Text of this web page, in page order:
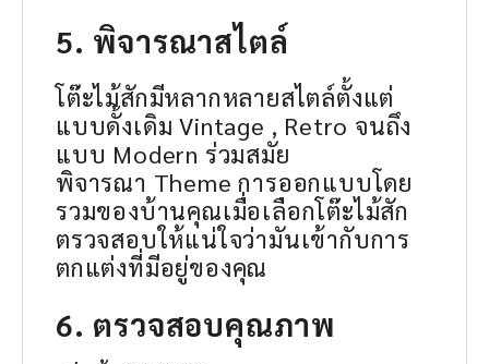
5. พิจารณาสไตล์
โต๊ะไม้สักมีหลากหลายสไตล์ตั้งแต่
แบบดั้งเดิม Vintage , Retro จนถึง
แบบ Modern ร่วมสมัย
พิจารณา Theme การออกแบบโดย
รวมของบ้านคุณเมื่อเลือกโต๊ะไม้สัก
ตรวจสอบให้แน่ใจว่ามันเข้ากับการ
ตกแต่งที่มีอยู่ของคุณ
6. ตรวจสอบคุณภาพ